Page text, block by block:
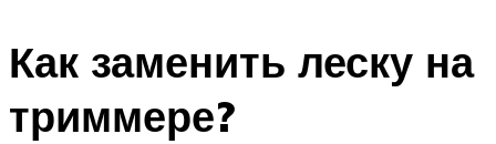
Как заменить леску на
триммере?